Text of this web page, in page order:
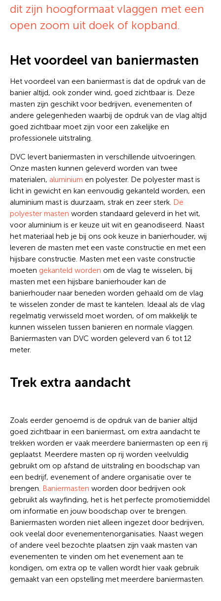
dit zijn hoogformaat vlaggen met een
open zoom uit doek of kopband.
Het voordeel van baniermasten
Het voordeel van een baniermast is dat de opdruk van de
banier altijd, ook zonder wind, goed zichtbaar is. Deze
masten zijn geschikt voor bedrijven, evenementen of
andere gelegenheden waarbij de opdruk van de vlag altijd
goed zichtbaar moet zijn voor een zakelijke en
professionele uitstraling.
DVC levert baniermasten in verschillende uitvoeringen.
Onze masten kunnen geleverd worden van twee
materialen, aluminium en polyester. De polyester mast is
licht in gewicht en kan eenvoudig gekanteld worden, een
aluminium mast is duurzaam, strak en zeer sterk. De
polyester masten worden standaard geleverd in het wit,
voor aluminium is er keuze uit wit en geanodiseerd. Naast
het materiaal heb je bij ons ook keuze in banierhouder, wij
leveren de masten met een vaste constructie en met een
hijsbare constructie. Masten met een vaste constructie
moeten gekanteld worden om de vlag te wisselen, bij
masten met een hijsbare banierhouder kan de
banierhouder naar beneden worden gehaald om de vlag
te wisselen zonder de mast te kantelen. Ideaal als de vlag
regelmatig verwisseld moet worden, of om makkelijk te
kunnen wisselen tussen banieren en normale vlaggen.
Baniermasten van DVC worden geleverd van 6 tot 12
meter.
Trek extra aandacht
Zoals eerder genoemd is de opdruk van de banier altijd
goed zichtbaar in een baniermast, om extra aandacht te
trekken worden er vaak meerdere baniermasten op een rij
geplaatst. Meerdere masten op rij worden veelvuldig
gebruikt om op afstand de uitstraling en boodschap van
een bedrijf, evenement of andere organisatie over te
brengen. Baniermasten worden door bedrijven ook
gebruikt als wayfinding, het is het perfecte promotiemiddel
om informatie en jouw boodschap over te brengen.
Baniermasten worden niet alleen ingezet door bedrijven,
ook veelal door evenementenorganisaties. Naast wegen
of andere veel bezochte plaatsen zijn vaak masten van
evenementen te vinden om het evenement aan te
kondigen, om extra op te vallen wordt hier vaak gebruik
gemaakt van een opstelling met meerdere baniermasten.